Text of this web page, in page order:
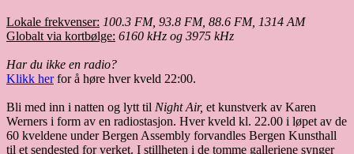
Lokale frekvenser: 100.3 FM, 93.8 FM, 88.6 FM, 1314 AM
Globalt via kortbølge: 6160 kHz og 3975 kHz
Har du ikke en radio?
Klikk herfor å høre hver kveld 22:00.
Bli med inn i natten og lytt til Night Air, et kunstverk av Karen
Werners i form av en radiostasjon. Hver kveld kl. 22.00 i løpet av de
60 kveldene under Bergen Assembly forvandles Bergen Kunsthall
til et sendested for verket. I stillheten i de tomme galleriene synger